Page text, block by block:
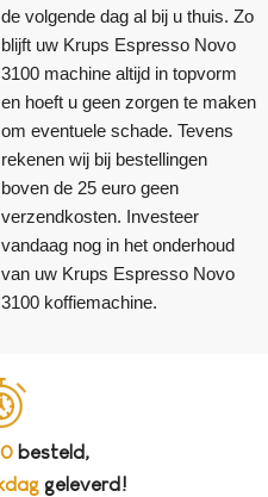
de volgende dag al bij u thuis. Zo
blijft uw Krups Espresso Novo
3100 machine altijd in topvorm
en hoeft u geen zorgen te maken
om eventuele schade. Tevens
rekenen wij bij bestellingen
boven de 25 euro geen
verzendkosten. Investeer
vandaag nog in het onderhoud
van uw Krups Espresso Novo
3100 koffiemachine.
besteld,
geleverd!